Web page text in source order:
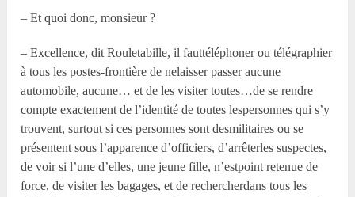
– Et quoi donc, monsieur ?
– Excellence, dit Rouletabille, il fauttéléphoner ou télégraphier
à tous les postes-frontière de nelaisser passer aucune
automobile, aucune… et de les visiter toutes…de se rendre
compte exactement de l’identité de toutes lespersonnes qui s’y
trouvent, surtout si ces personnes sont desmilitaires ou se
présentent sous l’apparence d’officiers, d’arrêterles suspectes,
de voir si l’une d’elles, une jeune fille, n’estpoint retenue de
force, de visiter les bagages, et de rechercherdans tous les